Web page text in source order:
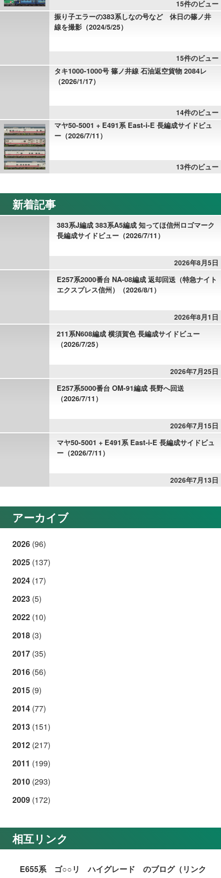
15件のビュー
振り子エラーの383系しなの号など 休日の篠ノ井
線を撮影（2024/5/25）
15件のビュー
タキ1000-1000号 篠ノ井線 石油返空貨物 2084レ
（2026/1/17）
14件のビュー
マヤ50-5001 + E491系 East-i-E 長編成サイドビュ
ー（2026/7/11）
13件のビュー
新着記事
383系J編成 383系A5編成 知ってほ信州ロゴマーク
長編成サイドビュー（2026/7/11）
2026年8月5日
E257系2000番台 NA-08編成 返却回送（特急ナイト
エクスプレス信州）（2026/8/1）
2026年8月1日
211系N608編成 横須賀色 長編成サイドビュー
（2026/7/25）
2026年7月25日
E257系5000番台 OM-91編成 長野へ回送
（2026/7/11）
2026年7月15日
マヤ50-5001 + E491系 East-i-E 長編成サイドビュ
ー（2026/7/11）
2026年7月13日
アーカイブ
2026 (96)
2025 (137)
2024 (17)
2023 (5)
2022 (10)
2018 (3)
2017 (35)
2016 (56)
2015 (9)
2014 (77)
2013 (151)
2012 (217)
2011 (199)
2010 (293)
2009 (172)
相互リンク
E655系 ゴ○○リ ハイグレード のブログ（リンク